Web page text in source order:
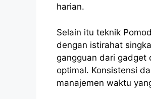
harian.
Selain itu teknik
dengan istirahat
gangguan dari gadget
optimal. Konsistensi
manajemen waktu